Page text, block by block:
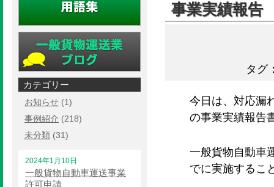
事業実績報告
タグ
今日は、対応漏
の事業実績報告
一般貨物自動車
でに実施するこ
カテゴリー
お知らせ (1)
事例紹介 (218)
未分類 (31)
2024年1月10日
一般貨物自動車運送事業
許可申請